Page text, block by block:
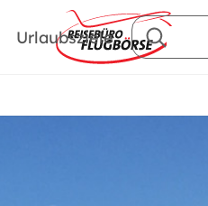
Urlaubsziele